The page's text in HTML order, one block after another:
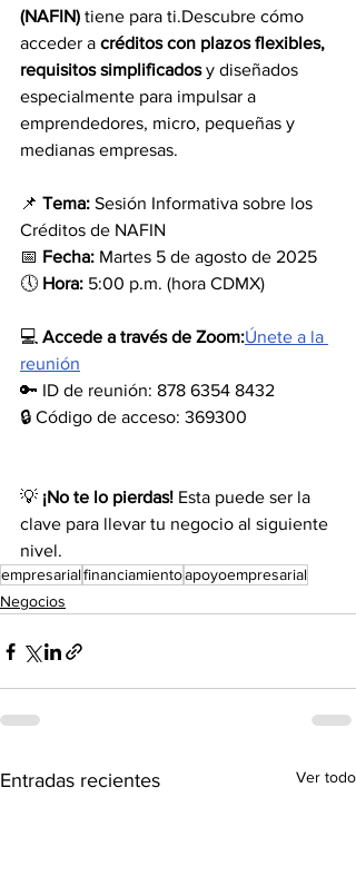
(NAFIN) tiene para ti.Descubre cómo
acceder a créditos con plazos flexibles,
requisitos simplificados y diseñados
especialmente para impulsar a
emprendedores, micro, pequeñas y
medianas empresas.
📌 Tema: Sesión Informativa sobre los
Créditos de NAFIN
📅 Fecha: Martes 5 de agosto de 2025
🕔 Hora: 5:00 p.m. (hora CDMX)
💻 Accede a través de Zoom:Únete a la
reunión
🔑 ID de reunión: 878 6354 8432
🔒 Código de acceso: 369300
💡 ¡No te lo pierdas! Esta puede ser la
clave para llevar tu negocio al siguiente
nivel.
empresarialfinanciamientoapoyoempresarial
Negocios
Entradas recientes Ver todo